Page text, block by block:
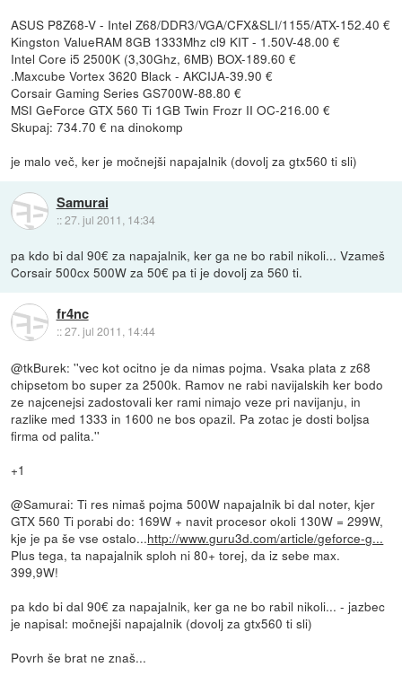
ASUS P8Z68-V - Intel Z68/DDR3/VGA/CFX&SLI/1155/ATX-152.40 €
Kingston ValueRAM 8GB 1333Mhz cl9 KIT - 1.50V-48.00 €
Intel Core i5 2500K (3,30Ghz, 6MB) BOX-189.60 €
.Maxcube Vortex 3620 Black - AKCIJA-39.90 €
Corsair Gaming Series GS700W-88.80 €
MSI GeForce GTX 560 Ti 1GB Twin Frozr II OC-216.00 €
Skupaj: 734.70 € na dinokomp
je malo več, ker je močnejši napajalnik (dovolj za gtx560 ti sli)
Samurai
::27. jul 2011, 14:34
pa kdo bi dal 90€ za napajalnik, ker ga ne bo rabil nikoli... Vzameš
Corsair 500cx 500W za 50€ pa ti je dovolj za 560 ti.
fr4nc
::27. jul 2011, 14:44
@tkBurek: ''vec kot ocitno je da nimas pojma. Vsaka plata z z68
chipsetom bo super za 2500k. Ramov ne rabi navijalskih ker bodo
ze najcenejsi zadostovali ker rami nimajo veze pri navijanju, in
razlike med 1333 in 1600 ne bos opazil. Pa zotac je dosti boljsa
firma od palita.''
+1
@Samurai: Ti res nimaš pojma 500W napajalnik bi dal noter, kjer
GTX 560 Ti porabi do: 169W + navit procesor okoli 130W = 299W,
kje je pa še vse ostalo...http://www.guru3d.com/article/geforce-g...
Plus tega, ta napajalnik sploh ni 80+ torej, da iz sebe max.
399,9W!
pa kdo bi dal 90€ za napajalnik, ker ga ne bo rabil nikoli... - jazbec
je napisal: močnejši napajalnik (dovolj za gtx560 ti sli)
Povrh še brat ne znaš...